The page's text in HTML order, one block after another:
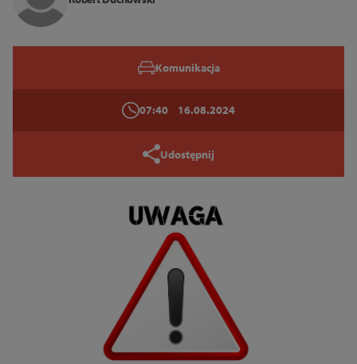
Komunikacja
07:40 16.08.2024
Udostępnij